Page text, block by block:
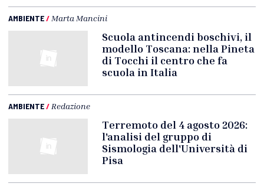
AMBIENTE/ Marta Mancini
Scuola antincendi boschivi, il
modello Toscana: nella Pineta
di Tocchi il centro che fa
scuola in Italia
AMBIENTE/ Redazione
Terremoto del 4 agosto 2026:
l'analisi del gruppo di
Sismologia dell'Università di
Pisa